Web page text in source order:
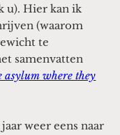
u). Hier kan ik
(waarom
te
samenvatten
asylum where they
weer eens naar